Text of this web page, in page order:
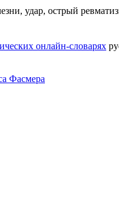
удар, острый
онлайн-словарях
Фасмера